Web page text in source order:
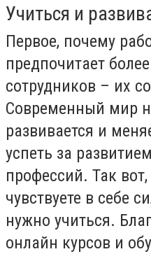
Учиться и
Первое, почему
предпочитает
сотрудников – их
Современный мир
развивается и
успеть за
профессий. Так
чувствуете в себе
нужно учиться.
онлайн курсов и